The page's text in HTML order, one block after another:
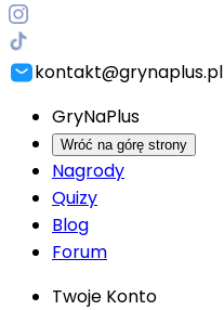
kontakt@grynaplus.pl
GryNaPlus
Wróć na górę strony
Nagrody
Quizy
Blog
Forum
Twoje Konto